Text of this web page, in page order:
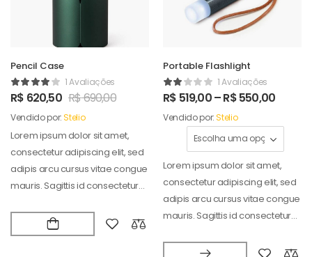
Pencil Case
1 Avaliações
R$ 620,50 R$690,00
Vendido por:Stelio
Lorem ipsum dolor sit amet,
consectetur adipiscing elit, sed
adipis arcu cursus vitae congue
mauris. Sagittis id consectetur
Portable Flashlight
1 Avaliações
R$ 519,00–R$550,00
Vendido por:Stelio
Lorem ipsum dolor sit amet,
consectetur adipiscing elit, sed
adipis arcu cursus vitae congue
mauris. Sagittis id consectetur